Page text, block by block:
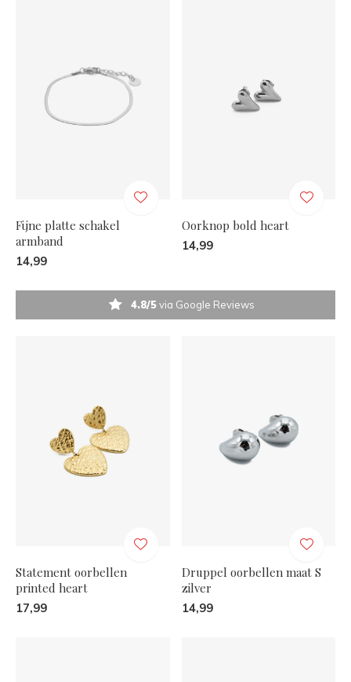
Fijne platte schakel
armband
14,99
Oorknop bold heart
14,99
4.8/5via Google Reviews
Statement oorbellen
printed heart
17,99
Druppel oorbellen maat S
zilver
14,99